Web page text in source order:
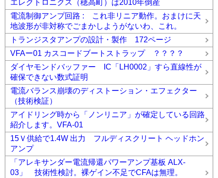
エレクトロニクス（穂高町）は2010年倒産
電流制御アンプ回路 : これ非リニア動作。おまけに天
地波形が非対称でごまかしようがないわ、これ。
トランジスタアンプの設計・製作 172ページ
VFAー01 カスコードブートストラップ ？？？？
ダイヤモンドバッファー IC「LH0002」すら直線性が
確保できない数式証明
電流バランス崩壊のディストーション・エフェクター
（技術検証）
アイドリング時から「ノンリニア」が確定している回路
紹介します。VFA-01
15Ｖ供給で1.4W 出力 フルディスクリート ヘッドホン
アンプ
「アレキサンダー電流帰還パワーアンプ基板 ALX-
03」 技術性検討。裸ゲイン不足でCFAは無理。